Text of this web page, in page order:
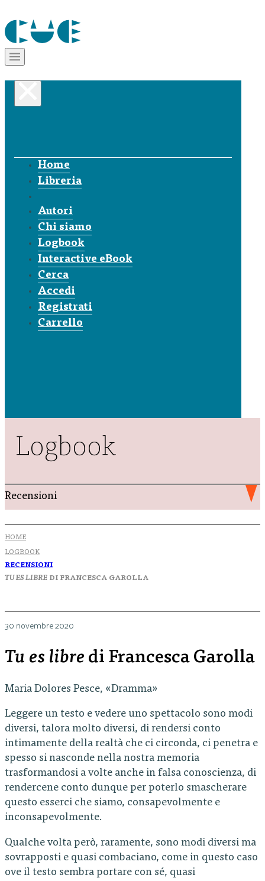
Home
Libreria
Autori
Chi siamo
Logbook
Interactive eBook
Cerca
Accedi
Registrati
Carrello
Logbook
Recensioni
HOME
LOGBOOK
RECENSIONI
TU ES LIBRE DI FRANCESCA GAROLLA
30 novembre 2020
Tu es libre di Francesca Garolla
Maria Dolores Pesce, «Dramma»
Leggere un testo e vedere uno spettacolo sono modi
diversi, talora molto diversi, di rendersi conto
intimamente della realtà che ci circonda, ci penetra e
spesso si nasconde nella nostra memoria
trasformandosi a volte anche in falsa conoscienza, di
rendercene conto dunque per poterlo smascherare
questo esserci che siamo, consapevolmente e
inconsapevolmente.
Qualche volta però, raramente, sono modi diversi ma
sovrapposti e quasi combaciano, come in questo caso
ove il testo sembra portare con sé, quasi